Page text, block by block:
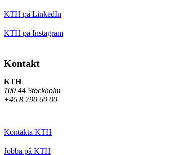
KTH på LinkedIn
KTH på Instagram
Kontakt
KTH
100 44 Stockholm
+46 8 790 60 00
Kontakta KTH
Jobba på KTH